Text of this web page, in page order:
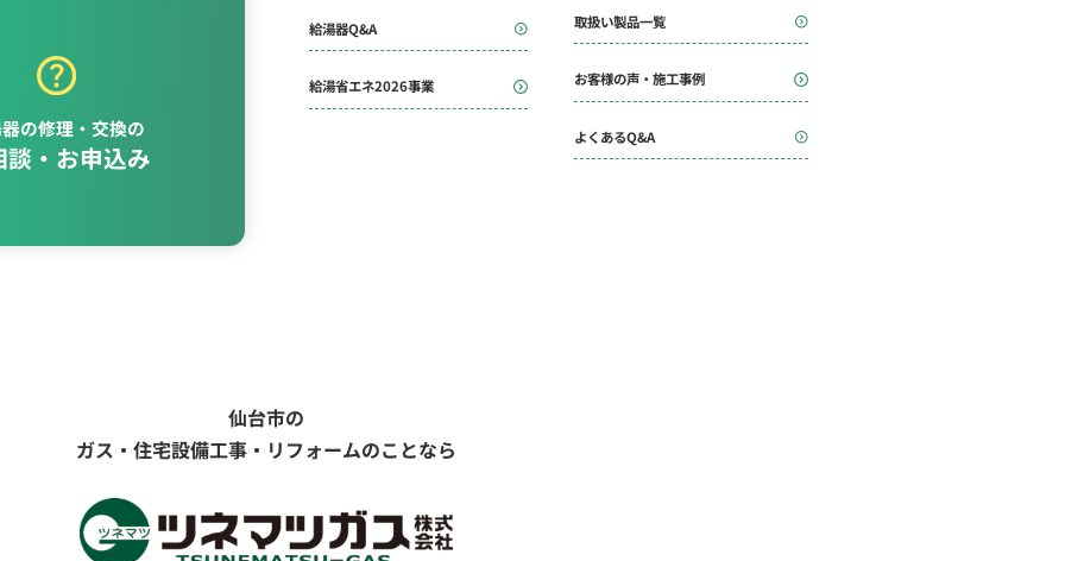
の修理・交換の
談・お申込み
給湯器Q&A
給湯省エネ2026事業
取扱い製品一覧
お客様の声・施工事例
よくあるQ&A
仙台市の
ガス・住宅設備工事・リフォームのことなら